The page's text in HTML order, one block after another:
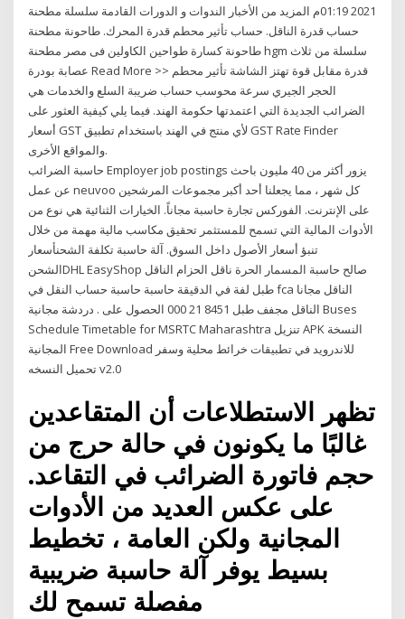
2021 01:19م المزيد من الأخبار الندوات و الدورات القادمة سلسلة مطحنة
حساب قدرة الناقل. حساب تأثير محطم قدرة المحرك. طاحونة مطحنة
طاحونة كسارة طواحين الكاولين فى مصر مطحنة hgm سلسلة من ثلاث
عصابة بودرة Read More >> قدرة مقابل قوة تهتز الشاشة تأثير محطم
الحجر الجيري سرعة محوسب حساب ضريبة السلع والخدمات هي
الضرائب الجديدة التي اعتمدتها حكومة الهند. فيما يلي كيفية العثور على
أسعار GST لأي منتج في الهند باستخدام تطبيق GST Rate Finder
والمواقع الأخرى.
حاسبة الضرائب Employer job postings يزور أكثر من 40 مليون باحث
عن عمل neuvoo كل شهر ، مما يجعلنا أحد أكبر مجموعات المرشحين
على الإنترنت. الفوركس تجارة حاسبة مجاناً. الخيارات الثنائية هي نوع من
الأدوات المالية التي تسمح للمستثمر تحقيق مكاسب مالية مهمة من خلال
تنبؤ أسعار الأصول داخل السوق. آلة حاسبة تكلفة الشحنأسعار
الشحنDHL EasyShop صالح حاسبة المسمار الحرة ناقل الحزام الناقل
طبل لفة في الدقيقة حاسبة حاسبة حساب النقل في fca الناقل مجانا
الناقل مجفف طبل 8451 21 000 الحصول على . دردشة مجانية Buses
Schedule Timetable for MSRTC Maharashtra تنزيل APK النسخة
المجانية Free Download للاندرويد في تطبيقات خرائط محلية وسفر
تحميل النسخه v2.0
تظهر الاستطلاعات أن المتقاعدين
غالبًا ما يكونون في حالة حرج من
حجم فاتورة الضرائب في التقاعد.
على عكس العديد من الأدوات
المجانية ولكن العامة ، تخطيط
بسيط يوفر آلة حاسبة ضريبية
مفصلة تسمح لك